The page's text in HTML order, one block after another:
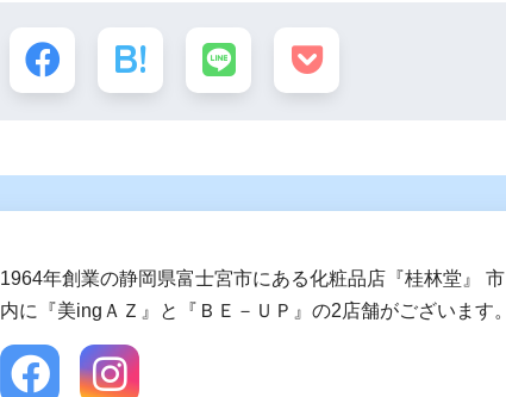
1964年創業の静岡県富士宮市にある化粧品店『桂林堂』 市
内に『美ingＡＺ』と『ＢＥ－ＵＰ』の2店舗がございます。